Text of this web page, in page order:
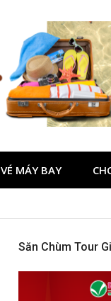
VÉ MÁY BAY
Săn Chùm Tour